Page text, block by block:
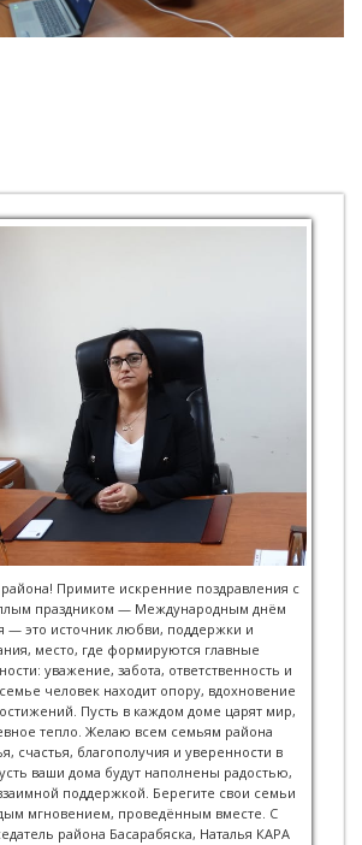
Примите искренние поздравления с
праздником — Международным днём
— это источник любви, поддержки и
место, где формируются главные
уважение, забота, ответственность и
человек находит опору, вдохновение
Пусть в каждом доме царят мир,
тепло. Желаю всем семьям района
счастья, благополучия и уверенности в
ваши дома будут наполнены радостью,
поддержкой. Берегите свои семьи
мгновением, проведённым вместе. С
района Басарабяска, Наталья КАРА